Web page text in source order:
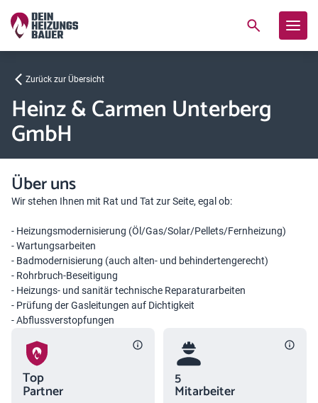
Zurück zur Übersicht
Heinz & Carmen Unterberg
GmbH
Über uns
Wir stehen Ihnen mit Rat und Tat zur Seite, egal ob:
- Heizungsmodernisierung (Öl/Gas/Solar/Pellets/Fernheizung)
- Wartungsarbeiten
- Badmodernisierung (auch alten- und behindertengerecht)
- Rohrbruch-Beseitigung
- Heizungs- und sanitär technische Reparaturarbeiten
- Prüfung der Gasleitungen auf Dichtigkeit
- Abflussverstopfungen
Top
Partner
5
Mitarbeiter